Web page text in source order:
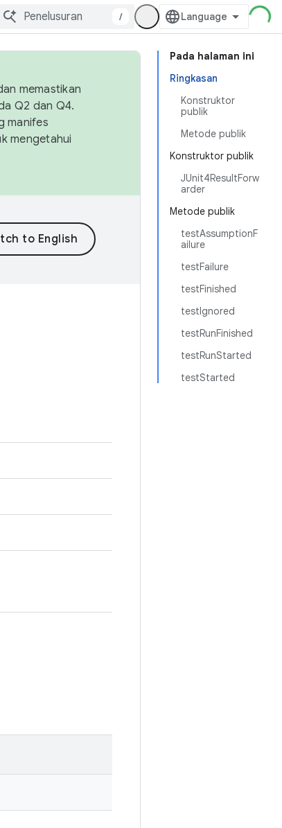
/
Pada halaman ini
Ringkasan
Konstruktor
publik
Metode publik
Konstruktor publik
JUnit4ResultForw
arder
Metode publik
testAssumptionF
ailure
testFailure
testFinished
testIgnored
testRunFinished
testRunStarted
testStarted
memastikan
Q2 dan Q4.
manifes
mengetahui